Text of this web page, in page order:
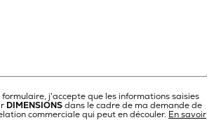
j'accepte que les informations saisies
DIMENSIONSdans le cadre de ma demande de
commerciale qui peut en découler. En savoir